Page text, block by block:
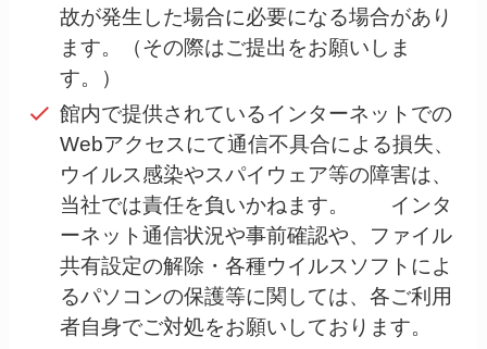
故が発生した場合に必要になる場合があり
ます。（その際はご提出をお願いしま
す。）
館内で提供されているインターネットでの
Webアクセスにて通信不具合による損失、
ウイルス感染やスパイウェア等の障害は、
当社では責任を負いかねます。 インタ
ーネット通信状況や事前確認や、ファイル
共有設定の解除・各種ウイルスソフトによ
るパソコンの保護等に関しては、各ご利用
者自身でご対処をお願いしております。